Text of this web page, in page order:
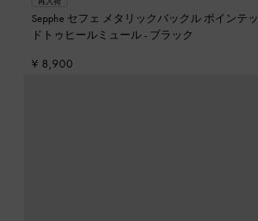
Sepphe セフェ メタリックバックル ポインテッ
ドトゥヒールミュール - ブラック
¥ 8,900